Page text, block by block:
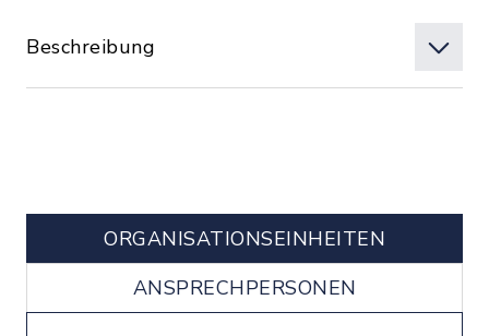
Beschreibung
ORGANISATIONS­EINHEITEN
ANSPRECHPERSONEN